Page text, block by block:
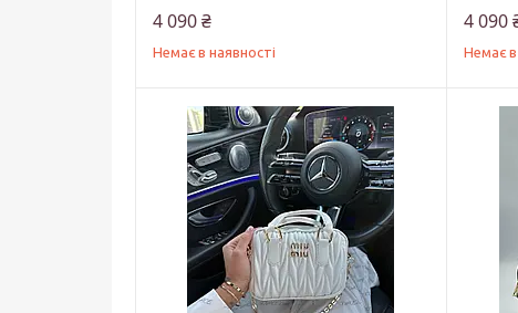
4 090 ₴
Немає в наявності
4 090
Немає в